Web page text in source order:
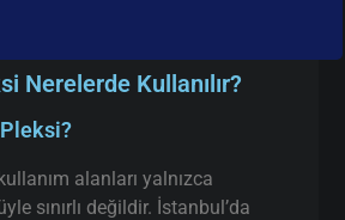
Nerelerde Kullanılır?
alanları yalnızca
sınırlı değildir. İstanbul’da